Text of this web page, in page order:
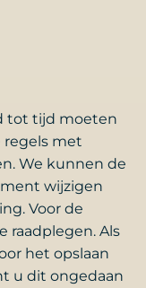
tot tijd moeten
regels met
We kunnen de
wijzigen
Voor de
raadplegen. Als
het opslaan
u dit ongedaan